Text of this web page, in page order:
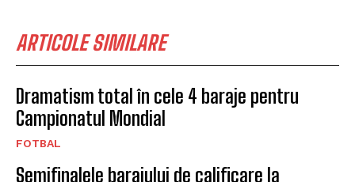
ARTICOLE SIMILARE
Dramatism total în cele 4 baraje pentru
Campionatul Mondial
FOTBAL
Semifinalele barajului de calificare la